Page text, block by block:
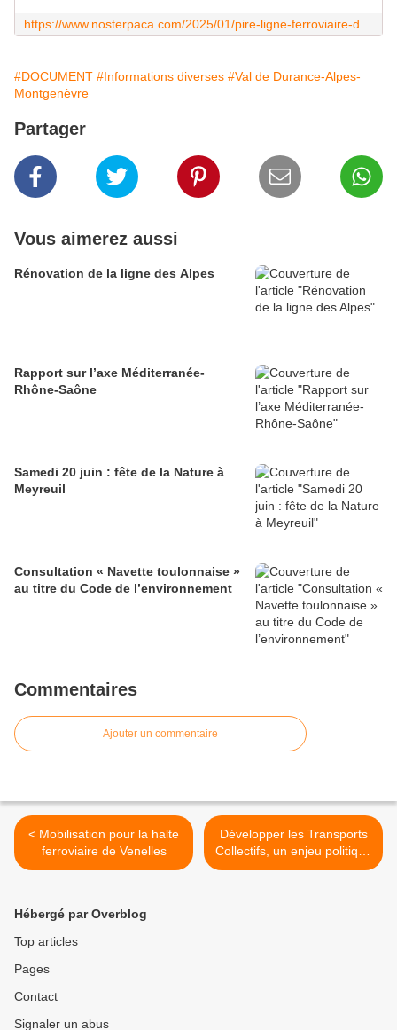
#DOCUMENT #Informations diverses #Val de Durance-Alpes-
Montgenèvre
Partager
Vous aimerez aussi
Rénovation de la ligne des Alpes
Rapport sur l’axe Méditerranée-
Rhône-Saône
Samedi 20 juin : fête de la Nature à
Meyreuil
Consultation « Navette toulonnaise »
au titre du Code de l’environnement
Commentaires
Ajouter un commentaire
< Mobilisation pour la halte
ferroviaire de Venelles
Développer les Transports
Collectifs, un enjeu politique
qui fait débat. >
Hébergé par Overblog
Top articles
Pages
Contact
Signaler un abus